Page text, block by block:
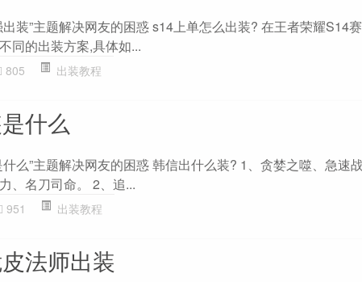
装”主题解决网友的困惑 s14上单怎么出装? 在王者荣耀S14
同的出装方案,具体如...
805 出装教程
什么
么”主题解决网友的困惑 韩信出什么装? 1、贪婪之噬、急速
、名刀司命。 2、追...
951 出装教程
法师出装